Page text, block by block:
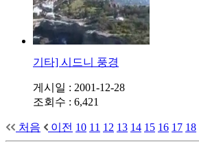
기타] 시드니 풍경
게시일 : 2001-12-28
조회수 : 6,421
처음 이전 10 11 12 13 14 15 16 17 18